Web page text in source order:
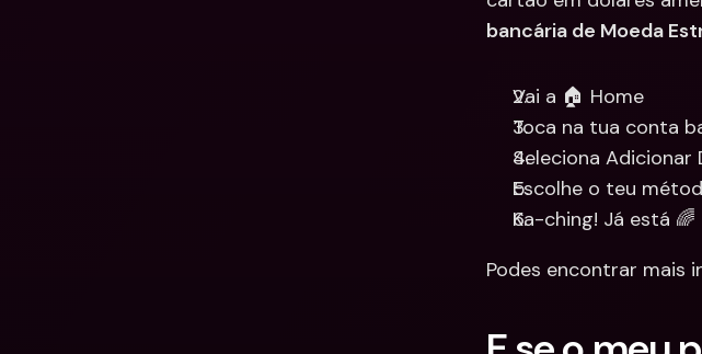
bancária de Moeda
Vai a 🏠 Home
Toca na tua conta
Seleciona Adicionar
Escolhe o teu
Ka-ching! Já está 🌈
Podes encontrar mais